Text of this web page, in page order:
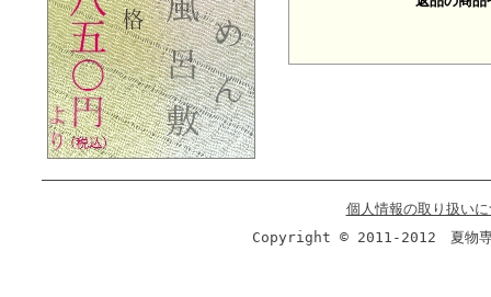
個人情報の取り扱い
Copyright © 2011-2012 夏物